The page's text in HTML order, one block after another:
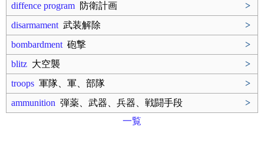
diffence program 防衛計画
>
disarmament 武装解除
>
bombardment 砲撃
>
blitz 大空襲
>
troops 軍隊、軍、部隊
>
ammunition 弾薬、武器、兵器、戦闘手段
>
一覧